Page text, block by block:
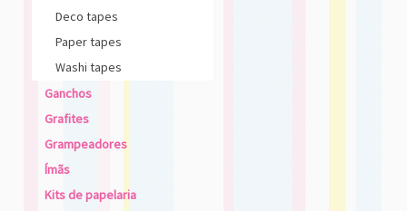
Deco tapes
Paper tapes
Washi tapes
Ganchos
Grafites
Grampeadores
Ímãs
Kits de papelaria